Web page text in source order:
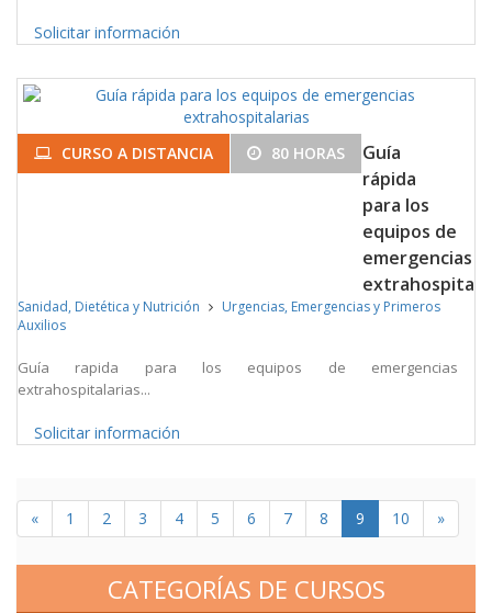
Solicitar información
CURSO A DISTANCIA 80 HORAS
Guía
rápida
para los
equipos de
emergencias
Sanidad, Dietética y Nutrición
Urgencias, Emergencias y Primeros
Auxilios
Guía rapida para los equipos de emergencias
extrahospitalarias...
Solicitar información
« 1 2 3 4 5 6 7 8 9 10 »
CATEGORÍAS DE CURSOS